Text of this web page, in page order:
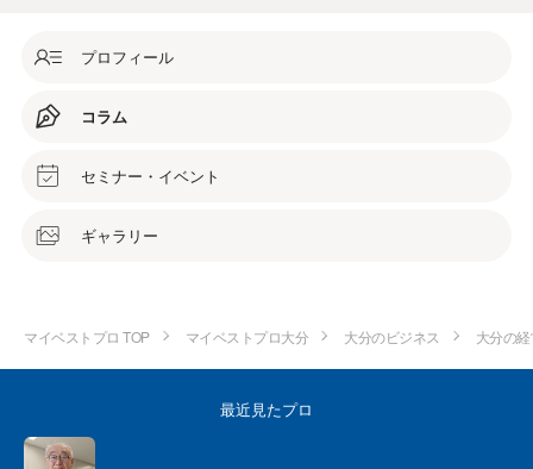
プロフィール
コラム
セミナー・イベント
ギャラリー
マイベストプロ TOP マイベストプロ大分 大分のビジネス 大分の
最近見たプロ